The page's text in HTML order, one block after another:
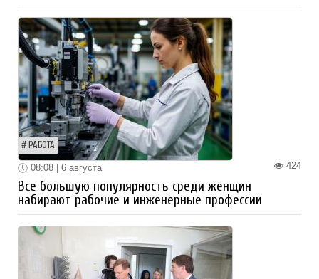
РАБОТА
424
08:08 | 6 августа
Все большую популярность среди женщин
набирают рабочие и инженерные профессии